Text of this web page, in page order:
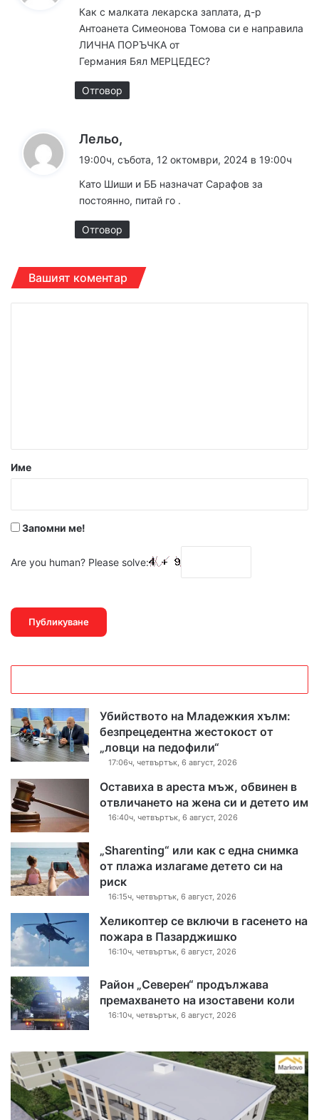
а
:
Как с малката лекарска заплата, д-р
Антоанета Симеонова Томова си е направила
ЛИЧНА ПОРЪЧКА от
Германия Бял МЕРЦЕДЕС?
Отговор
Лельо,
а
:
19:00ч, събота, 12 октомври, 2024 в 19:00ч
Като Шиши и ББ назначат Сарафов за
постоянно, питай го .
Отговор
Вашият коментар
р
Име
Запомни ме!
Are you human? Please solve:
Убийството на Младежкия хълм:
безпрецедентна жестокост от
„ловци на педофили“
17:06ч, четвъртък, 6 август, 2026
Оставиха в ареста мъж, обвинен в
отвличането на жена си и детето им
16:40ч, четвъртък, 6 август, 2026
„Sharenting“ или как с една снимка
от плажа излагаме детето си на
риск
16:15ч, четвъртък, 6 август, 2026
Хеликоптер се включи в гасенето на
пожара в Пазарджишко
16:10ч, четвъртък, 6 август, 2026
Район „Северен“ продължава
премахването на изоставени коли
16:10ч, четвъртък, 6 август, 2026